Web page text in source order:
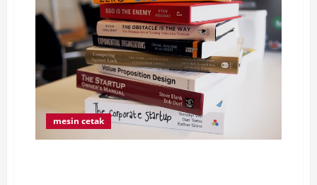
mesin cetak